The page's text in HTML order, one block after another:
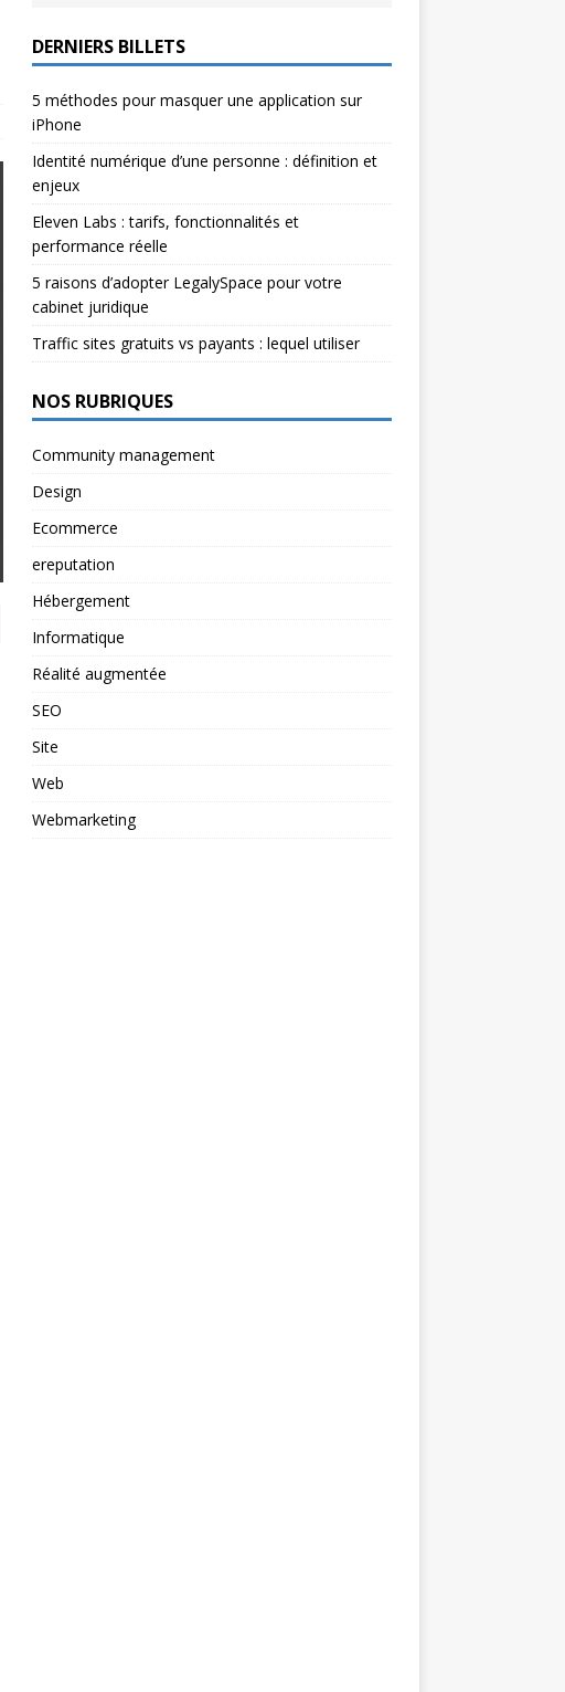
DERNIERS BILLETS
5 méthodes pour masquer une application sur
iPhone
Identité numérique d’une personne : définition et
enjeux
Eleven Labs : tarifs, fonctionnalités et
performance réelle
5 raisons d’adopter LegalySpace pour votre
cabinet juridique
Traffic sites gratuits vs payants : lequel utiliser
NOS RUBRIQUES
Community management
Design
Ecommerce
ereputation
Hébergement
Informatique
Réalité augmentée
SEO
Site
Web
Webmarketing